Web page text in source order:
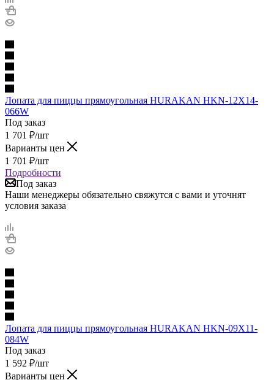
Лопата для пиццы прямоугольная HURAKAN HKN-12X14-
066W
Под заказ
1 701 ₽/шт
Варианты цен
1 701 ₽/шт
Подробности
Под заказ
Наши менеджеры обязательно свяжутся с вами и уточнят
условия заказа
Лопата для пиццы прямоугольная HURAKAN HKN-09X11-
084W
Под заказ
1 592 ₽/шт
Варианты цен